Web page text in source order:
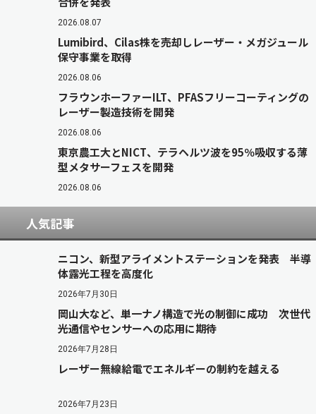
2026.08.07
Lumibird、Cilas株を売却しレーザー・メガジュール
保守事業を取得
2026.08.06
フラウンホーファーILT、PFASフリーコーティングの
レーザー製造技術を開発
2026.08.06
東京農工大とNICT、テラヘルツ波を95％吸収する薄
型メタサーフェスを開発
2026.08.06
人気記事
ニコン、新型アライメントステーションを発表 半導
体露光工程を高度化
2026年7月30日
岡山大など、単一ナノ構造で光の制御に成功 次世代
光通信やセンサーへの応用に期待
2026年7月28日
レーザー無線給電でエネルギーの制約を越える
2026年7月23日